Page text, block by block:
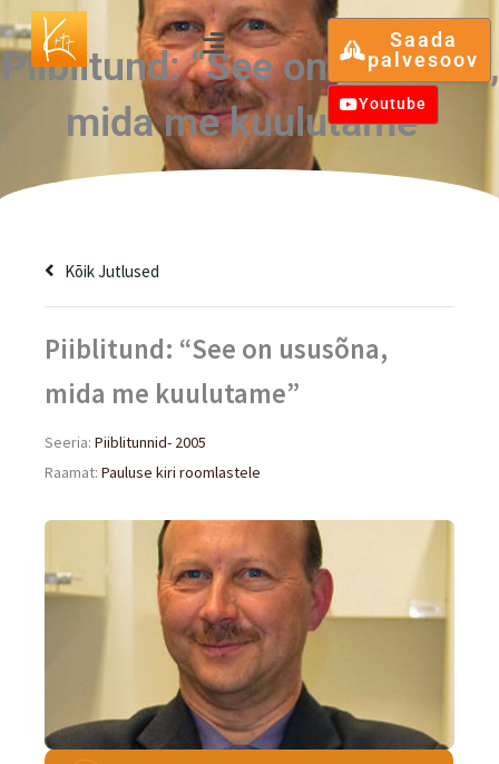
to
content
Menu
Youtube
Saada
palvesoov
Piiblitund: “See on ususõna,
mida me kuulutame”
Kõik Jutlused
Piiblitund: “See on ususõna,
mida me kuulutame”
Seeria:Piiblitunnid- 2005
Raamat:Pauluse kiri roomlastele